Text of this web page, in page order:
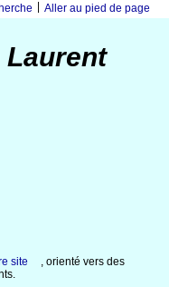
Aller au pied de page
Laurent
site
, orienté vers des